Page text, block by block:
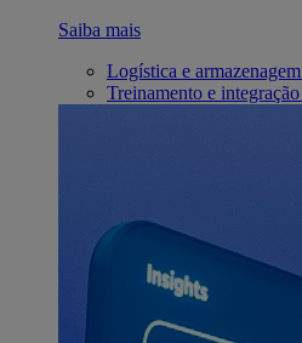
Saiba mais
Logística e armazenagem
Treinamento e integração